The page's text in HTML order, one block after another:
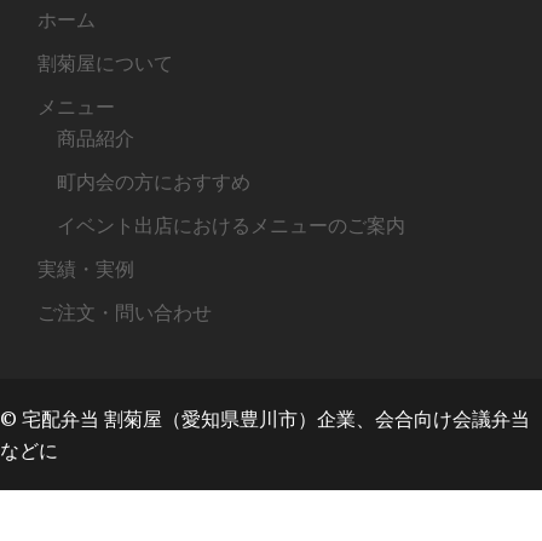
ホーム
割菊屋について
メニュー
商品紹介
町内会の方におすすめ
イベント出店におけるメニューのご案内
実績・実例
ご注文・問い合わせ
© 宅配弁当 割菊屋（愛知県豊川市）企業、会合向け会議弁当
などに